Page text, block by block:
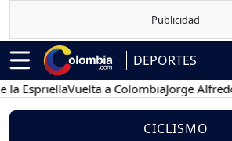
DEPORTES
Vuelta a ColombiaJorge Alfredo
CICLISMO